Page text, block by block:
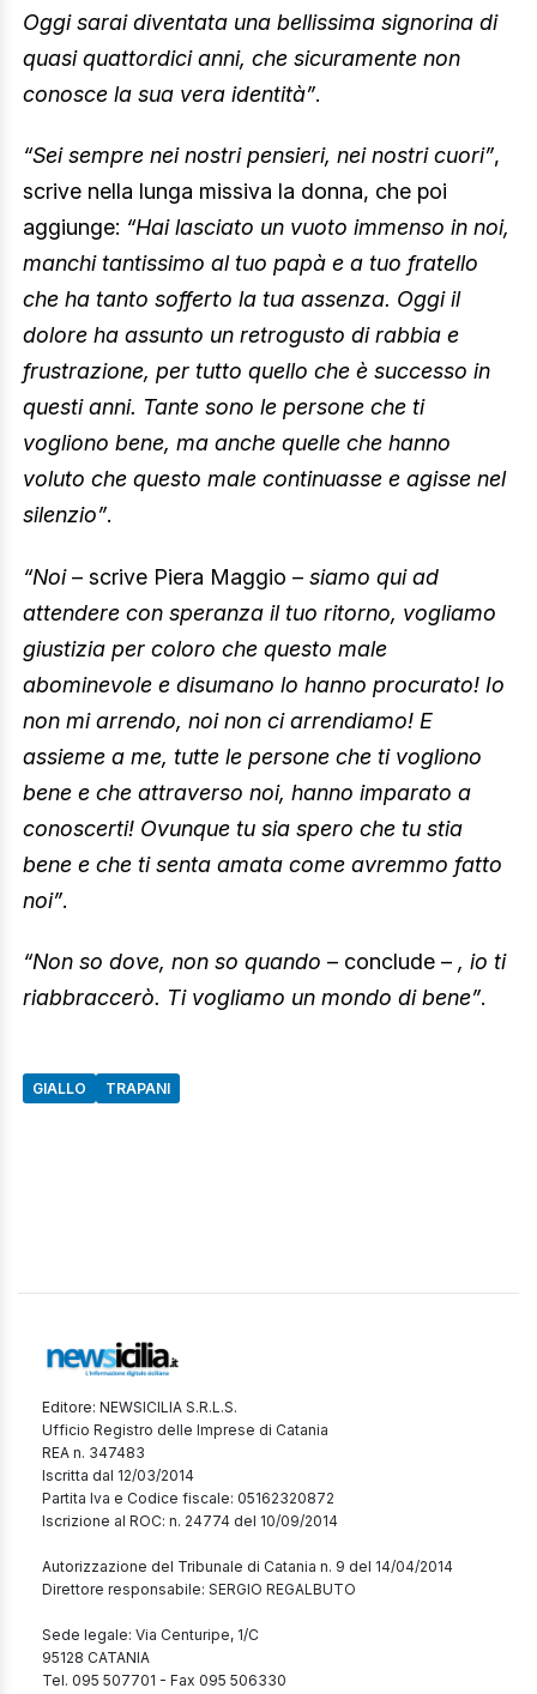
Oggi sarai diventata una bellissima signorina di
quasi quattordici anni, che sicuramente non
conosce la sua vera identità”.
“Sei sempre nei nostri pensieri, nei nostri cuori”,
scrive nella lunga missiva la donna, che poi
aggiunge: “Hai lasciato un vuoto immenso in noi,
manchi tantissimo al tuo papà e a tuo fratello
che ha tanto sofferto la tua assenza. Oggi il
dolore ha assunto un retrogusto di rabbia e
frustrazione, per tutto quello che è successo in
questi anni. Tante sono le persone che ti
vogliono bene, ma anche quelle che hanno
voluto che questo male continuasse e agisse nel
silenzio”.
“Noi– scrive Piera Maggio – siamo qui ad
attendere con speranza il tuo ritorno, vogliamo
giustizia per coloro che questo male
abominevole e disumano lo hanno procurato! Io
non mi arrendo, noi non ci arrendiamo! E
assieme a me, tutte le persone che ti vogliono
bene e che attraverso noi, hanno imparato a
conoscerti! Ovunque tu sia spero che tu stia
bene e che ti senta amata come avremmo fatto
noi”.
“Non so dove, non so quando – conclude – , io ti
riabbraccerò. Ti vogliamo un mondo di bene”.
GIALLO TRAPANI
Editore: NEWSICILIA S.R.L.S.
Ufficio Registro delle Imprese di Catania
REA n. 347483
Iscritta dal 12/03/2014
Partita Iva e Codice fiscale: 05162320872
Iscrizione al ROC: n. 24774 del 10/09/2014
Autorizzazione del Tribunale di Catania n. 9 del 14/04/2014
Direttore responsabile: SERGIO REGALBUTO
Sede legale: Via Centuripe, 1/C
95128 CATANIA
Tel. 095 507701 - Fax 095 506330